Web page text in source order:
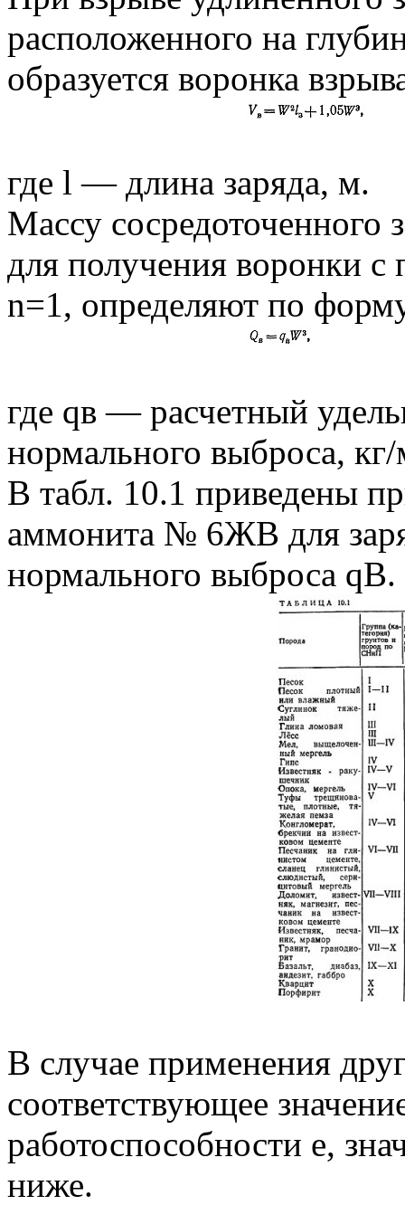
расположенного на
образуется воронка
где l — длина заряда, м.
Массу сосредоточенного
для получения воронки с
n=1, определяют по
где qв — расчетный
нормального выброса,
В табл. 10.1 приведены
аммонита № 6ЖВ для
нормального выброса qВ.
В случае применения
соответствующее
работоспособности е,
ниже.